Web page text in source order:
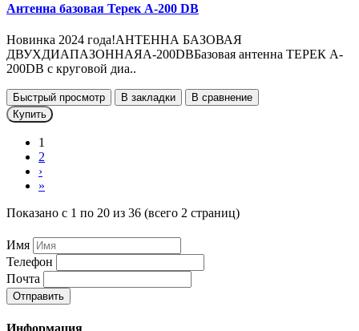
Антенна базовая Терек А-200 DB
Новинка 2024 года!АНТЕННА БАЗОВАЯ
ДВУХДИАПАЗОННАЯA-200DBБазовая антенна ТЕРЕК A-
200DB с круговой диа..
Быстрый просмотр В закладки
В сравнение
Купить
1
2
›
»
Показано с 1 по 20 из 36 (всего 2 страниц)
Имя
Телефон
Почта
Отправить